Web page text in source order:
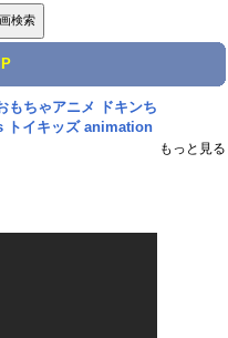
もちゃアニメ ドキンち
トイキッズ animation
もっと見る